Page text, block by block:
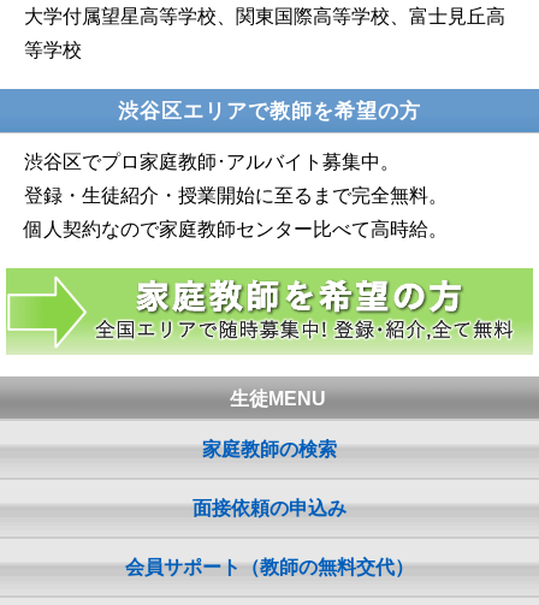
大学付属望星高等学校、関東国際高等学校、富士見丘高
等学校
渋谷区エリアで教師を希望の方
渋谷区でプロ家庭教師･アルバイト募集中。
登録・生徒紹介・授業開始に至るまで完全無料。
個人契約なので家庭教師センター比べて高時給。
生徒MENU
家庭教師の検索
面接依頼の申込み
会員サポート（教師の無料交代）